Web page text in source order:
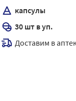
капсулы
30 шт в уп.
Доставим в